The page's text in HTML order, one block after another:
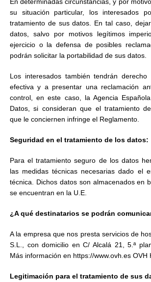
su situación particular, los interesados
tratamiento de sus datos. En tal caso,
datos, salvo por motivos legítimos
ejercicio o la defensa de posibles
podrán solicitar la portabilidad de sus datos.
Los interesados también tendrán
efectiva y a presentar una reclamación
control, en este caso, la Agencia
Datos, si consideran que el tratamiento
que le conciernen infringe el Reglamento.
Seguridad en el tratamiento de los datos:
Para el tratamiento seguro de los datos
las medidas técnicas necesarias dado el
técnica. Dichos datos son almacenados en
se encuentran en la U.E.
¿A qué destinatarios se podrán
A la empresa que nos presta servicios de
S.L., con domicilio en C/ Alcalá 21, 5.ª
Más información en https://www.ovh.es OVH
Legitimación para el tratamiento de sus